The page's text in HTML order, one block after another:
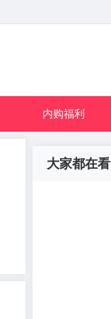
内购福利
大家都在看